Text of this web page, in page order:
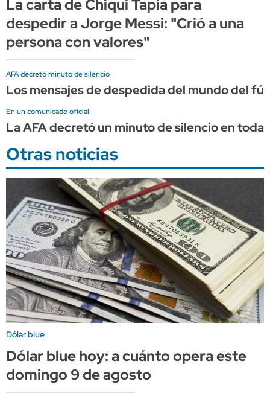
La carta de Chiqui Tapia para
despedir a Jorge Messi: "Crió a una
persona con valores"
AFA decretó minuto de silencio
Los mensajes de despedida del mundo del
En un comunicado oficial
La AFA decretó un minuto de silencio en
Otras noticias
Dólar blue
Dólar blue hoy: a cuánto opera este
domingo 9 de agosto